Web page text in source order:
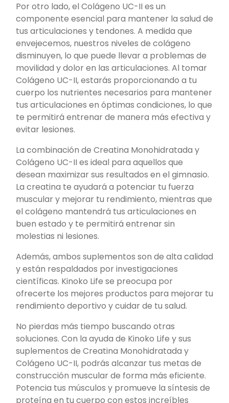
Por otro lado, el Colágeno UC-II es un
componente esencial para mantener la salud de
tus articulaciones y tendones. A medida que
envejecemos, nuestros niveles de colágeno
disminuyen, lo que puede llevar a problemas de
movilidad y dolor en las articulaciones. Al tomar
Colágeno UC-II, estarás proporcionando a tu
cuerpo los nutrientes necesarios para mantener
tus articulaciones en óptimas condiciones, lo que
te permitirá entrenar de manera más efectiva y
evitar lesiones.
La combinación de Creatina Monohidratada y
Colágeno UC-II es ideal para aquellos que
desean maximizar sus resultados en el gimnasio.
La creatina te ayudará a potenciar tu fuerza
muscular y mejorar tu rendimiento, mientras que
el colágeno mantendrá tus articulaciones en
buen estado y te permitirá entrenar sin
molestias ni lesiones.
Además, ambos suplementos son de alta calidad
y están respaldados por investigaciones
científicas. Kinoko Life se preocupa por
ofrecerte los mejores productos para mejorar tu
rendimiento deportivo y cuidar de tu salud.
No pierdas más tiempo buscando otras
soluciones. Con la ayuda de Kinoko Life y sus
suplementos de Creatina Monohidratada y
Colágeno UC-II, podrás alcanzar tus metas de
construcción muscular de forma más eficiente.
Potencia tus músculos y promueve la síntesis de
proteína en tu cuerpo con estos increíbles